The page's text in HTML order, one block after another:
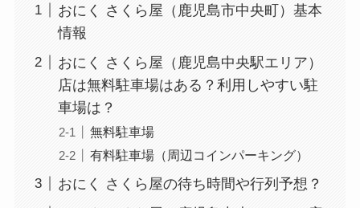
おにく さくら屋（鹿児島市中央町）基本
情報
おにく さくら屋（鹿児島中央駅エリア）
店は無料駐車場はある？利用しやすい駐
車場は？
無料駐車場
有料駐車場（周辺コインパーキング）
おにく さくら屋の待ち時間や行列予想？